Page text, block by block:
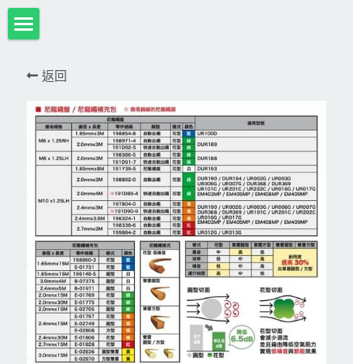
所有分類
HULK-DC POWER 浩克
MK-POWER 充電式
牧田12V含⬇︎
牧田18V
牧田36V⬇︎
牧田40V
Milwaukee米沃奇、型鋼力
18V
12V
型鋼力
電池、充電器、配件
DeWALT、STANLEY
DeWALT(得偉)
STANLEY(史丹利)
KINGTONY~KUANI專業級工具
Dewalt、Stanly 電池、配件
牧田
40V
36V
18V
12V
Bosch
充電式
充電器、電池、附件專區
插電式
其它電動工具
CAN TA電動工具
CAN TA-附件
變頻電焊機、CO2、鑽孔機
日本ASADA水管、電管壓接、油壓系列​等
返回